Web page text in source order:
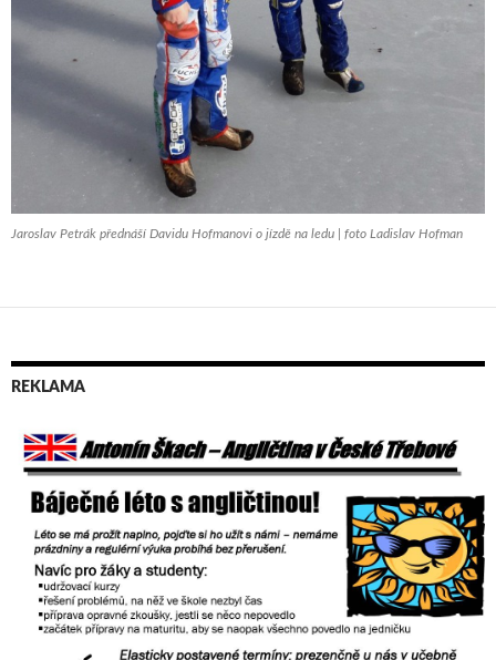
Jaroslav Petrák přednáší Davidu Hofmanovi o jízdě na ledu | foto Ladislav Hofman
REKLAMA